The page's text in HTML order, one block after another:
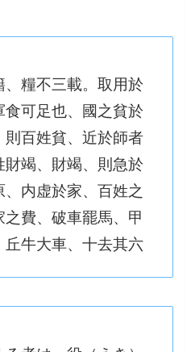
糧不三載。取用於
食可足也、國之貧於
百姓貧、近於師者
竭、財竭、則急於
内虚於家、百姓之
費、破車罷馬、甲
牛大車、十去其六